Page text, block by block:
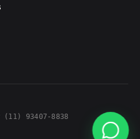
(11) 93407-8838